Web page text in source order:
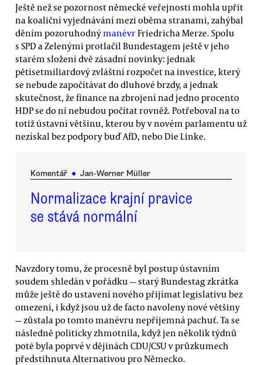
Ještě než se pozornost německé veřejnosti mohla upřít
na koaliční vyjednávání mezi oběma stranami, zahýbal
děním pozoruhodnýmanévrFriedricha Merze. Spolu
s SPD a Zelenými protlačil Bundestagem ještě v jeho
starém složení dvě zásadní novinky: jednak
pětisetmiliardový zvláštní rozpočet na investice, který
se nebude započítávat do dluhové brzdy, a jednak
skutečnost, že finance na zbrojení nad jedno procento
HDP se do ní nebudou počítat rovněž. Potřeboval na to
totiž ústavní většinu, kterou by v novém parlamentu už
nezískal bez podpory buď AfD, nebo Die Linke.
Komentář ● Jan-Werner Müller
Normalizace krajní pravice
se stává normální
Navzdory tomu, že procesně byl postup ústavním
soudem shledán v pořádku — starý Bundestag zkrátka
může ještě do ustavení nového přijímat legislativu bez
omezení, i když jsou už de facto navoleny nové většiny
— zůstala po tomto manévru nepříjemná pachuť. Ta se
následně politicky zhmotnila, když jen několik týdnů
poté byla poprvé v dějinách CDU/CSU v průzkumech
předstihnuta Alternativou pro Německo.